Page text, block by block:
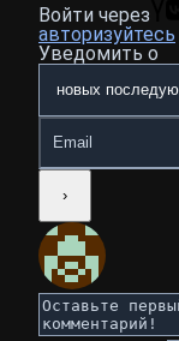
Войти через
авторизуйтесь
Уведомить о